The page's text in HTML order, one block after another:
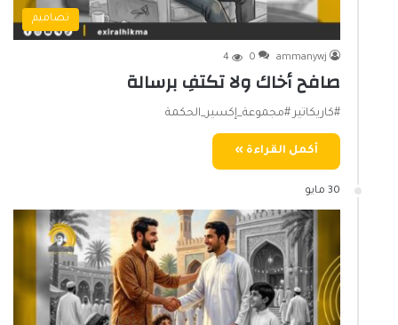
تصاميم
ammanywj
0
4
صافح أخاك ولا تكتفِ برسالة
#كاريكاتير #مجموعة_إكسير_الحكمة
أكمل القراءة »
30 مايو